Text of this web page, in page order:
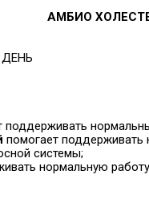
АМБИО
поддерживать
помогает поддерживать
системы;
нормальную